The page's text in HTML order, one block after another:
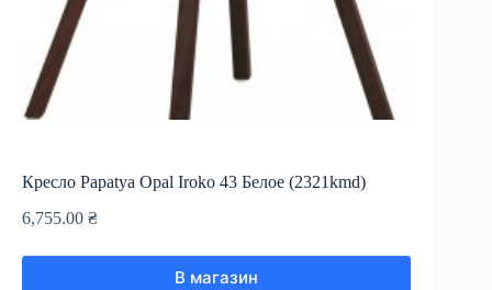
Кресло Papatya Opal Iroko 43 Белое (2321kmd)
6,755.00 ₴
В магазин